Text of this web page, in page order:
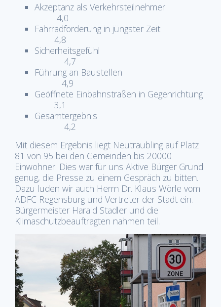
Akzeptanz als Verkehrsteilnehmer
4,0
Fahrradförderung in jüngster Zeit
4,8
Sicherheitsgefühl
4,7
Führung an Baustellen
4,9
Geöffnete Einbahnstraßen in Gegenrichtung
3,1
Gesamtergebnis
4,2
Mit diesem Ergebnis liegt Neutraubling auf Platz
81 von 95 bei den Gemeinden bis 20000
Einwohner. Dies war für uns Aktive Bürger Grund
genug, die Presse zu einem Gespräch zu bitten.
Dazu luden wir auch Herrn Dr. Klaus Wörle vom
ADFC Regensburg und Vertreter der Stadt ein.
Bürgermeister Harald Stadler und die
Klimaschutzbeauftragten nahmen teil.